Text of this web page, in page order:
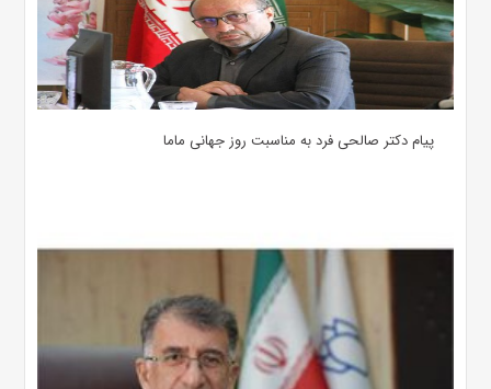
پیام دکتر صالحی فرد به مناسبت روز جهانی ماما